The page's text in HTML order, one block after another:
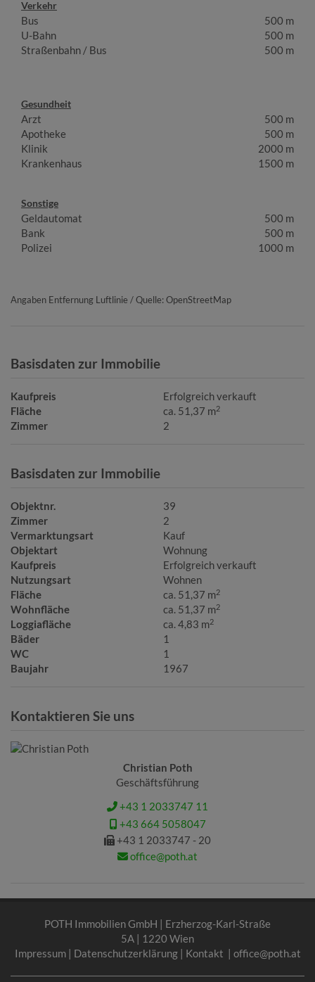
Verkehr
Bus
500 m
U-Bahn
500 m
Straßenbahn / Bus
500 m
Gesundheit
Arzt
500 m
Apotheke
500 m
Klinik
2000 m
Krankenhaus
1500 m
Sonstige
Geldautomat
500 m
Bank
500 m
Polizei
1000 m
Angaben Entfernung Luftlinie / Quelle: OpenStreetMap
Basisdaten zur Immobilie
Kaufpreis
Erfolgreich verkauft
Fläche
ca. 51,37 m2
Zimmer 2
Basisdaten zur Immobilie
Objektnr.
39
Zimmer
2
Vermarktungsart
Kauf
Objektart
Wohnung
Kaufpreis
Erfolgreich verkauft
Nutzungsart
Wohnen
Fläche
ca. 51,37 m2
Wohnfläche ca. 51,37 m2
Loggiafläche ca. 4,83 m2
Bäder
1
WC
1
Baujahr
1967
Kontaktieren Sie uns
Christian Poth
Geschäftsführung
+43 1 2033747 11
+43 664 5058047
+43 1 2033747 - 20
office@poth.at
POTH Immobilien GmbH | Erzherzog-Karl-Straße
5A | 1220 Wien
Impressum| Datenschutzerklärung| Kontakt | office@poth.at